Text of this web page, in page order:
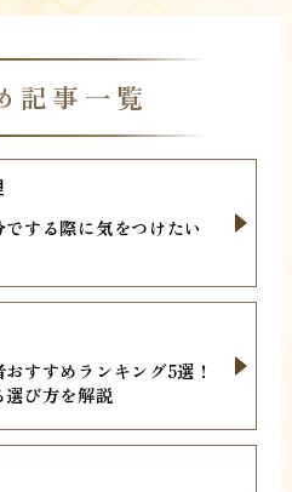
記事一覧
する際に気をつけたい
すすめランキング5選！
び方を解説